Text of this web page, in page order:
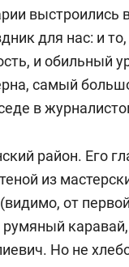
выстроились
для нас: и
и
самый
в
район. Его
из
от
Но не